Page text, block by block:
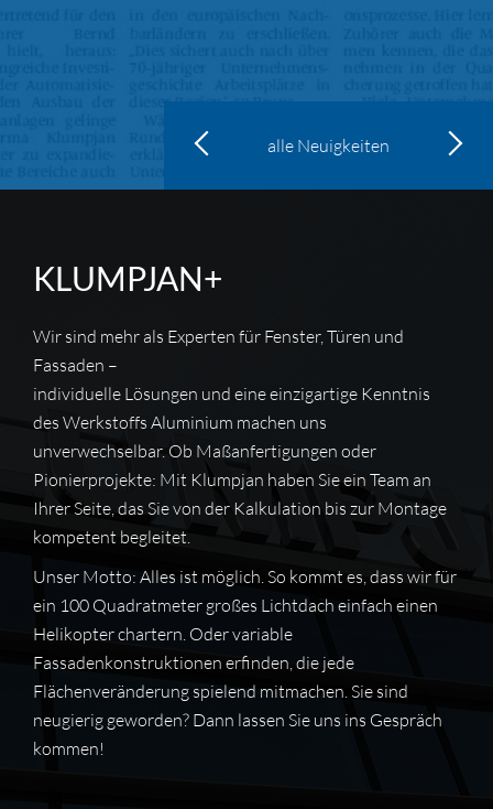
alle Neuigkeiten
KLUMPJAN+
Wir sind mehr als Experten für Fenster, Türen und
Fassaden –
individuelle Lösungen und eine einzigartige Kenntnis
des Werkstoffs Aluminium machen uns
unverwechselbar. Ob Maßanfertigungen oder
Pionierprojekte: Mit Klumpjan haben Sie ein Team an
Ihrer Seite, das Sie von der Kalkulation bis zur Montage
kompetent begleitet.
Unser Motto: Alles ist möglich. So kommt es, dass wir für
ein 100 Quadratmeter großes Lichtdach einfach einen
Helikopter chartern. Oder variable
Fassadenkonstruktionen erfinden, die jede
Flächenveränderung spielend mitmachen. Sie sind
neugierig geworden? Dann lassen Sie uns ins Gespräch
kommen!